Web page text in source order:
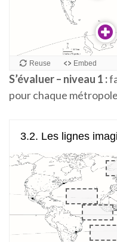
S’évaluer – niveau 1 :
pour chaque